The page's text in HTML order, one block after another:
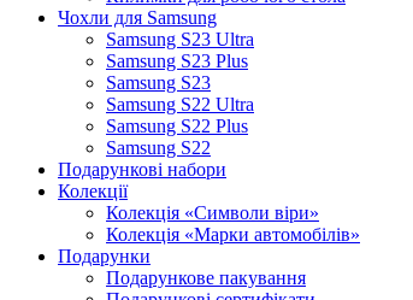
Чохли для Samsung
Samsung S23 Ultra
Samsung S23 Plus
Samsung S23
Samsung S22 Ultra
Samsung S22 Plus
Samsung S22
Подарункові набори
Колекції
Колекція «Символи віри»
Колекція «Марки автомобілів»
Подарунки
Подарункове пакування